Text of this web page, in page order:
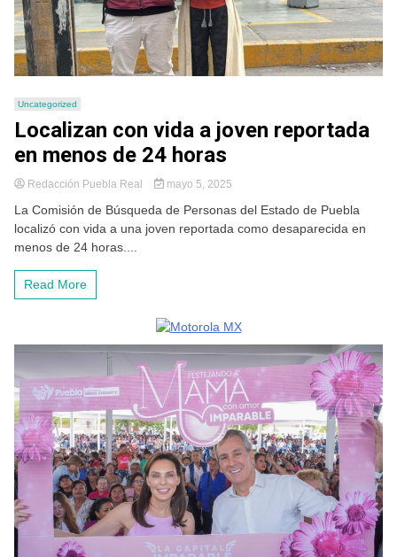
Uncategorized
Localizan con vida a joven reportada
en menos de 24 horas
Redacción Puebla Real mayo 5, 2025
La Comisión de Búsqueda de Personas del Estado de Puebla
localizó con vida a una joven reportada como desaparecida en
menos de 24 horas....
Read More